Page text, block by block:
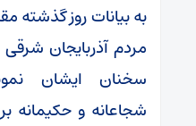
به بیانات روز گذشته
مردم آذربایجان
سخنان ایشان
شجاعانه و حکیمانه